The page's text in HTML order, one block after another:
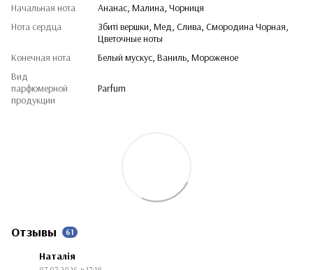
Начальная нота
Ананас, Малина, Чорниця
Нота сердца
Збиті вершки, Мед, Слива, Смородина Чорная,
Цветочные ноты
Конечная нота
Белый мускус, Ваниль, Мороженое
Вид
парфюмерной
продукции
Parfum
Отзывы 61
Наталія